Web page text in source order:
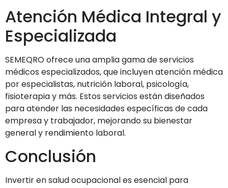
Atención Médica Integral y
Especializada
SEMEQRO ofrece una amplia gama de servicios
médicos especializados, que incluyen atención médica
por especialistas, nutrición laboral, psicología,
fisioterapia y más. Estos servicios están diseñados
para atender las necesidades específicas de cada
empresa y trabajador, mejorando su bienestar
general y rendimiento laboral.
Conclusión
Invertir en salud ocupacional es esencial para